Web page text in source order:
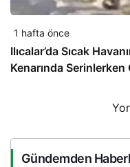
1 hafta önce
Ilıcalar’da Sıcak
Kenarında
Gündemden